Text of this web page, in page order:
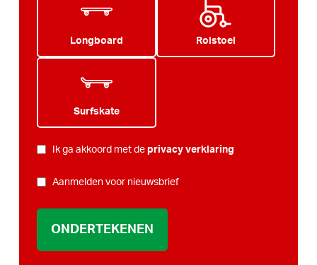
Longboard Rolstoel
Surfskate
PRIVACYIk ga akkoord met de privacy verklaring
NIEUWSBRIEF
Aanmelden voor nieuwsbrief